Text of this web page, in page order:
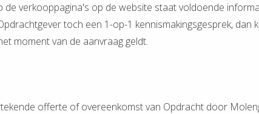
de verkooppagina's op de website staat voldoende
toch een 1-op-1 kennismakingsgesprek, dan
moment van de aanvraag geldt.
offerte of overeenkomst van Opdracht door